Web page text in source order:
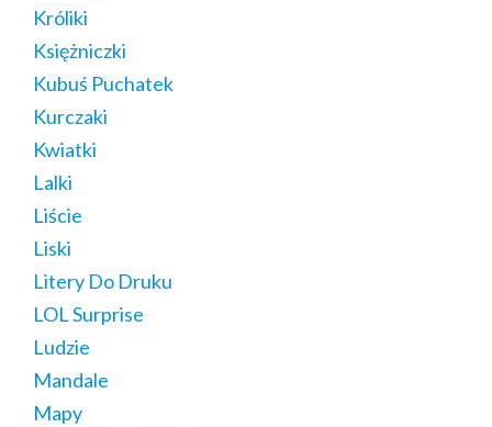
Króliki
Księżniczki
Kubuś Puchatek
Kurczaki
Kwiatki
Lalki
Liście
Liski
Litery Do Druku
LOL Surprise
Ludzie
Mandale
Mapy